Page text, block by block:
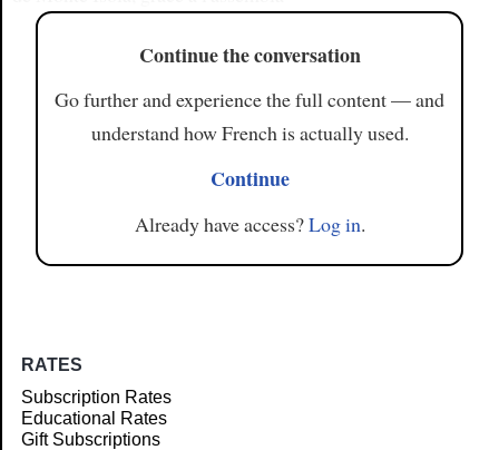
Continue the conversation
Go further and experience the full content — and
understand how French is actually used.
Continue
Already have access?Log in.
RATES
Subscription Rates
Educational Rates
Gift Subscriptions